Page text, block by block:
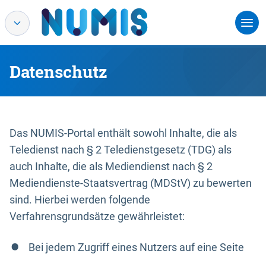
Datenschutz
Das NUMIS-Portal enthält sowohl Inhalte, die als
Teledienst nach § 2 Teledienstgesetz (TDG) als
auch Inhalte, die als Mediendienst nach § 2
Mediendienste-Staatsvertrag (MDStV) zu bewerten
sind. Hierbei werden folgende
Verfahrensgrundsätze gewährleistet:
Bei jedem Zugriff eines Nutzers auf eine Seite